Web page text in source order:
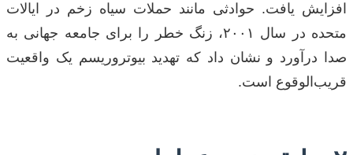
افزایش یافت. حوادثی مانند حملات سیاه زخم در ایالات
متحده در سال ۲۰۰۱، زنگ خطر را برای جامعه جهانی به
صدا درآورد و نشان داد که تهدید بیوتروریسم یک واقعیت
قریب‌الوقوع است.